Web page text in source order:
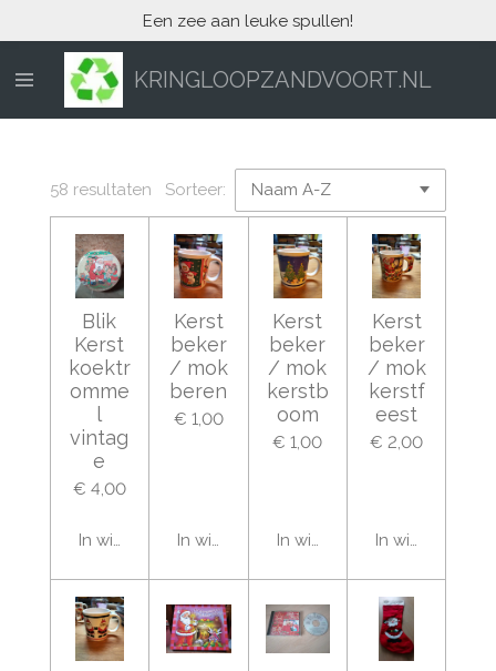
direct
naar
hoofdinhoud
KRINGLOOPZANDVOORT.NL
Een zee aan leuke spullen!
58 resultaten Sorteer:
Blik
Kerst
koektr
omme
l
vintag
e
€ 4,00
In winkelwagen
Kerst
beker
/ mok
beren
€ 1,00
In winkelwagen
Kerst
beker
/ mok
kerstb
oom
€ 1,00
In winkelwagen
Kerst
beker
/ mok
kerstf
eest
€ 2,00
In